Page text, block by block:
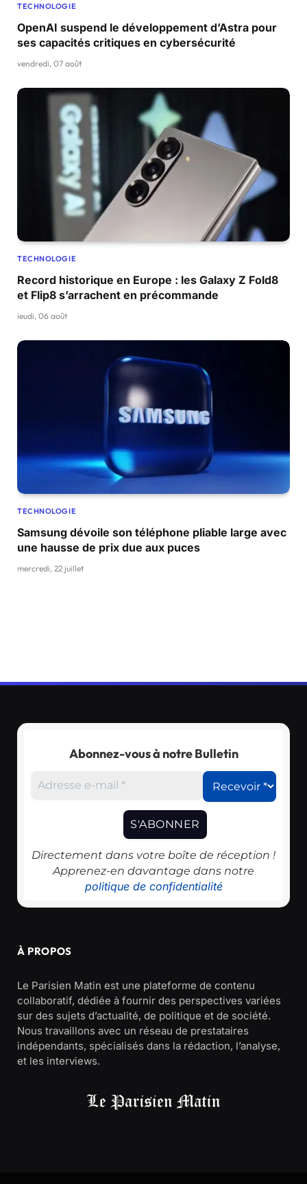
TECHNOLOGIE
OpenAI suspend le développement d’Astra pour
ses capacités critiques en cybersécurité
vendredi, 07 août
TECHNOLOGIE
Record historique en Europe : les Galaxy Z Fold8
et Flip8 s’arrachent en précommande
jeudi, 06 août
TECHNOLOGIE
Samsung dévoile son téléphone pliable large avec
une hausse de prix due aux puces
mercredi, 22 juillet
Abonnez-vous à notre Bulletin
Directement dans votre boîte de réception !
Apprenez-en davantage dans notre
politique de confidentialité
À PROPOS
Le Parisien Matin est une plateforme de contenu
collaboratif, dédiée à fournir des perspectives variées
sur des sujets d’actualité, de politique et de société.
Nous travaillons avec un réseau de prestataires
indépendants, spécialisés dans la rédaction, l’analyse,
et les interviews.